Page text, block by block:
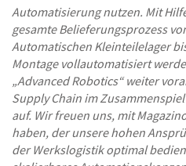
Automatisierung nutzen. Mit
gesamte Belieferungsprozess
Automatischen Kleinteilelager
Montage vollautomatisiert
„Advanced Robotics“ weiter
Supply Chain im
auf. Wir freuen uns, mit
haben, der unsere hohen
der Werkslogistik optimal